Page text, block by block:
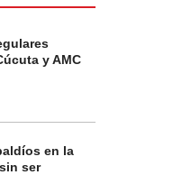
y AMC
en la
ser